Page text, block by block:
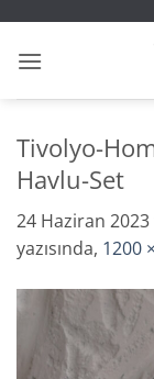
Tivolyo-
Havlu-Set
24 Haziran 2023
yazısında, 1200